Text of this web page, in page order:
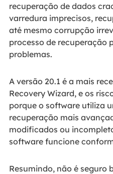
recuperação de dados
varredura imprecisos,
até mesmo corrupção
processo de recuperação
problemas.
A versão 20.1 é a mais
Recovery Wizard, e os
porque o software utiliza
recuperação mais
modificados ou
software funcione
Resumindo, não é seguro